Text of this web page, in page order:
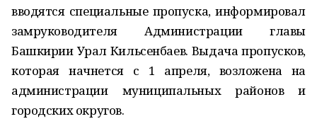
вводятся специальные пропуска, информировал
замруководителя Администрации главы
Башкирии Урал Кильсенбаев. Выдача пропусков,
которая начнется с 1 апреля, возложена на
администрации муниципальных районов и
городских округов.